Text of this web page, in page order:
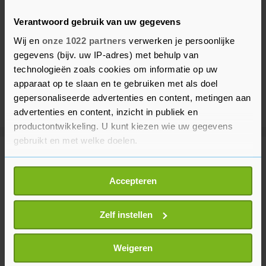
Verantwoord gebruik van uw gegevens
Wij en onze 1022 partners verwerken je persoonlijke
gegevens (bijv. uw IP-adres) met behulp van
technologieën zoals cookies om informatie op uw
apparaat op te slaan en te gebruiken met als doel
gepersonaliseerde advertenties en content, metingen aan
advertenties en content, inzicht in publiek en
productontwikkeling. U kunt kiezen wie uw gegevens
gebruikt en met welke doelen.
Als u het toestaat, willen we ook graag:
Informatie verzamelen over uw geografische
locatie, die tot een paar meter nauwkeurig kan zijn
Uw apparaat identificeren door het actief te
scannen op specifieke eigenschappen (fingerprinting)
Lees meer over hoe uw persoonlijke gegevens worden
verwerkt en stel uw voorkeuren in het
Accepteren
Zelf instellen
Weigeren
Meer uit Sport
Pieterse kan zichzelf niets
verwijten na derde plek in
2 minuten geleden